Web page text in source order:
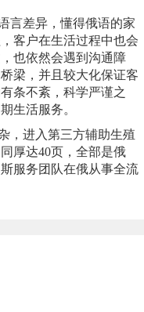
言差异，懂得俄语的家
客户在生活过程中也会
也依然会遇到沟通障
梁，并且较大化保证客
条不紊，科学严谨之
生活服务。
，进入第三方辅助生殖
厚达40页，全部是俄
服务团队在俄从事全流